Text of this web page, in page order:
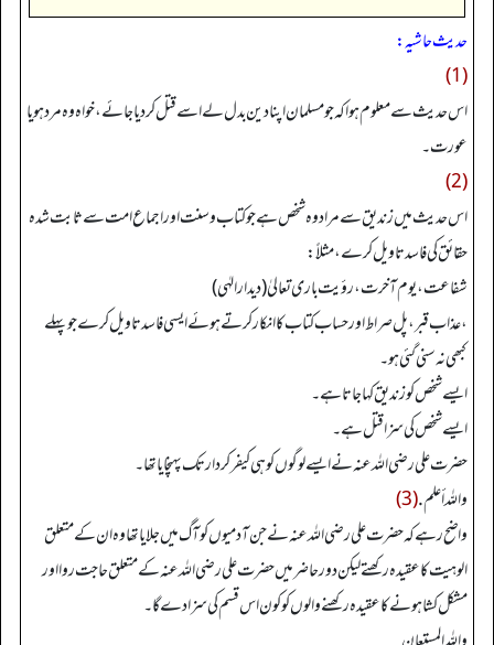
حدیث حاشیہ:
(1)
اس حدیث سے معلوم ہوا کہ جو مسلمان اپنا دین بدل لے اسے قتل کر دیا جائے، خواہ وہ مرد ہویا
عورت۔
(2)
اس حدیث میں زندیق سے مراد وہ شخص ہے جو کتاب وسنت اور اجماع امت سے ثابت شدہ
حقائق کی فاسد تاویل کرے، مثلاً:
شفاعت، یوم آخرت، رؤیت باری تعالیٰ (دیدار الہٰی)
، عذاب قبر، پل صراط اور حساب کتاب کا انکار کرتے ہوئے ایسی فاسد تاویل کرے جو پہلے
کبھی نہ سنی گئی ہو۔
ایسے شخص کو زندیق کہا جاتا ہے۔
ایسے شخص کی سزا قتل ہے۔
حضرت علی رضی اللہ عنہ نے ایسے لوگوں کو ہی کیفر کردار تک پہنچایا تھا۔
واللہ أعلم.(3)
واضح رہے کہ حضرت علی رضی اللہ عنہ نے جن آدمیوں کو آگ میں جلایا تھا وہ ان کے متعلق
الوہیت کا عقیدہ رکھتے لیکن دور حاضر میں حضرت علی رضی اللہ عنہ کے متعلق حاجت روا اور
مشکل کشا ہونے کا عقیدہ رکھنے والوں کو کون اس قسم کی سزا دے گا۔